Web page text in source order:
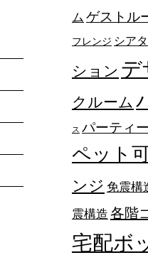
ム ゲストル
フレンジ シア
ション デ
クルーム
ス パーティ
ペット
ンジ 免震構
震構造各階
宅配ボ